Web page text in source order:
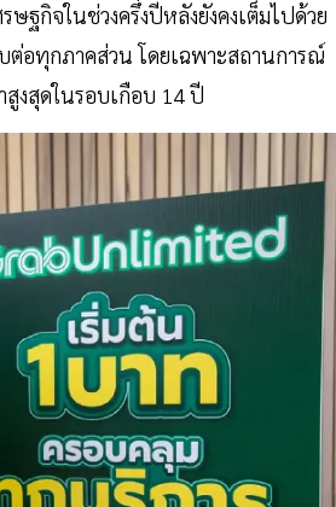
ฐกิจในช่วงครึ่งปีหลังยังคงเต็มไปด้วย
ต่อทุกภาคส่วน โดยเฉพาะสถานการณ์
งสุดในรอบเกือบ 14 ปี